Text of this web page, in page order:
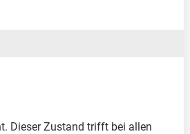
Dieser Zustand trifft bei allen